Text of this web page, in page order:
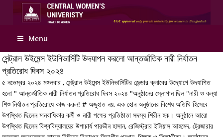
Apply Online
Menu
সেন্ট্রাল উইমেন্স ইউনিভার্সিটি উদযাপন করলো আন্তর্জাতিক নারী নির্যাতন
প্রতিরোধ দিবস ২০২৪
৫ নভেম্বর ২০২৪ মঙ্গলবার , সেন্ট্রাল উইমেন্স ইউনিভার্সিটির জেন্ডার ক্লাবের উদ্যোগে উদযাপিত
হলো " আন্তর্জাতিক নারী নির্যাতন প্রতিরোধ দিবস ২০২৪ "অনুষ্ঠানের স্লোগান ছিল "নারী ও কন্যা
শিশু নির্যাতন প্রতিরোধে কাজ করুন! # অজুহাত নয়, এক হোন অনুষ্ঠানের বিশেষ অতিথি হিসেবে
উপস্থিত ছিলেন মানবাধিকার কর্মী ও নারী পক্ষের প্রতিষ্ঠাতা সদস্য শিরীন হক। অনুষ্ঠানে আরো
উপস্থিত ছিলেন বিশ্ববিদ্যালয়ের উপাচার্য পারভীন হাসান, রেজিস্ট্রার ইলিয়াস আহমেদ, ট্রেজারার